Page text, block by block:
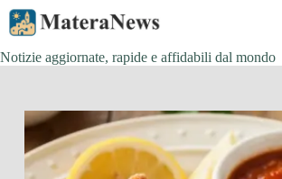
Salta
contenuto
Notizie aggiornate, rapide e affidabili dal mondo